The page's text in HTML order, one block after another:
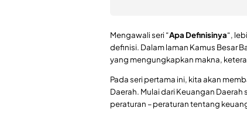
Mengawali seri “Apa Definisinya“,
definisi. Dalam laman Kamus Besar
yang mengungkapkan makna,
Pada seri pertama ini, kita akan
Daerah. Mulai dari Keuangan
peraturan – peraturan tentang